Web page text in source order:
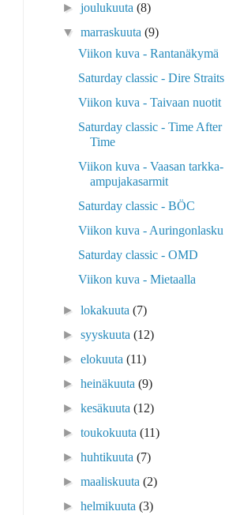
►joulukuuta(8)
▼marraskuuta(9)
Viikon kuva - Rantanäkymä
Saturday classic - Dire Straits
Viikon kuva - Taivaan nuotit
Saturday classic - Time After
Time
Viikon kuva - Vaasan tarkka-
ampujakasarmit
Saturday classic - BÖC
Viikon kuva - Auringonlasku
Saturday classic - OMD
Viikon kuva - Mietaalla
►lokakuuta(7)
►syyskuuta(12)
►elokuuta(11)
►heinäkuuta(9)
►kesäkuuta(12)
►toukokuuta(11)
►huhtikuuta(7)
►maaliskuuta(2)
►helmikuuta(3)